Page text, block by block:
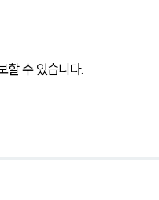
할 수 있습니다.